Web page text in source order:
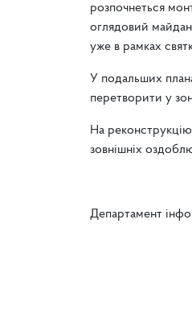
розпочнеться
оглядовий
уже в рамках
У подальших
перетворити у
На
зовнішніх
Департамент